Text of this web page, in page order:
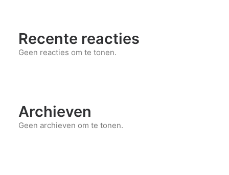
Recente reacties
Geen reacties om te tonen.
Archieven
Geen archieven om te tonen.